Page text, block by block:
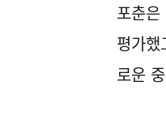
포춘
평가
로운